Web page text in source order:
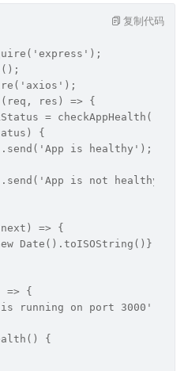
res) => {
= checkAppHealth();
{
is healthy');
is not healthy');
=> {
Date().toISOString()}]
=> {
running on port 3000');
{
复制代码